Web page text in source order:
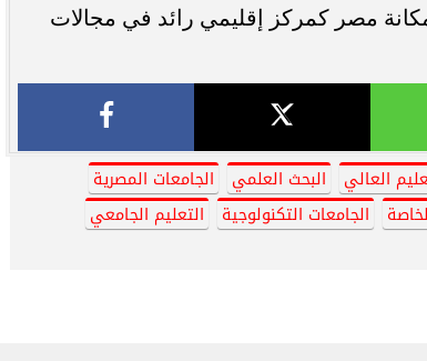
مصر كمركز إقليمي رائد في مجالات
العالي البحث العلمي
الجامعات المصرية
الجامعات التكنولوجية
التعليم الجامعي